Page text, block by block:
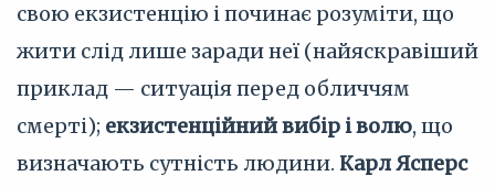
свою екзистенцію і починає розуміти, що
жити слід лише заради неї (найяскравіший
приклад — ситуація перед обличчям
смерті); екзистенційний вибір і волю, що
визначають сутність людини. Карл Ясперс